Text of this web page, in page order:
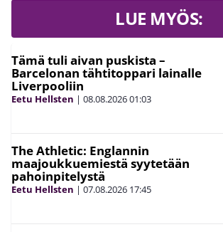
LUE MYÖS:
Tämä tuli aivan puskista –
Barcelonan tähtitoppari lainalle
Liverpooliin
Eetu Hellsten | 08.08.202601:03
The Athletic: Englannin
maajoukkuemiestä syytetään
pahoinpitelystä
Eetu Hellsten | 07.08.2026 17:45